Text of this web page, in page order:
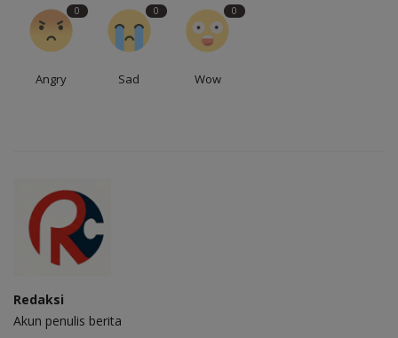
0
Angry
0
Sad
0
Wow
Redaksi
Akun penulis berita